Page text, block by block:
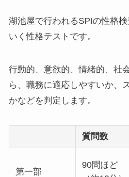
湖池屋で行われるSPIの性格
いく性格テストです。
行動的、意欲的、情緒的、社
ら、職務に適応しやすいか、
かなどを判定します。
質問数
第一部
90問ほど